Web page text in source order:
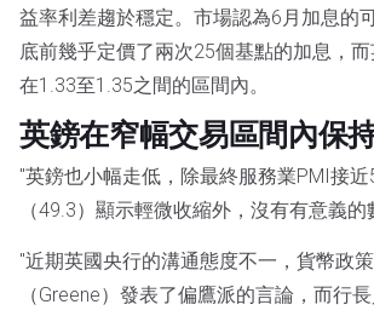
益率利差趨於穩定。市場認為6月加息的
底前幾乎定價了兩次25個基點的加息，
在1.33至1.35之間的區間內。
英鎊在窄幅交易區間內保
"英鎊也小幅走低，除最終服務業PMI接
（49.3）顯示輕微收縮外，沒有有意義的
"近期英國央行的溝通態度不一，貨幣政
（Greene）發表了偏鷹派的言論，而行